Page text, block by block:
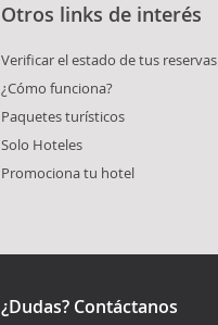
Otros links de interés
Verificar el estado de tus reservas
¿Cómo funciona?
Paquetes turísticos
Solo Hoteles
Promociona tu hotel
¿Dudas? Contáctanos